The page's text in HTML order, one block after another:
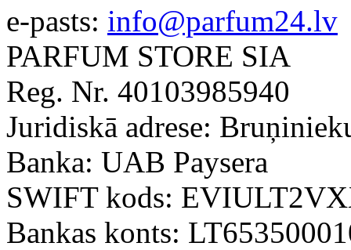
e-pasts: info@parfum24.lv
PARFUM STORE SIA
Reg. Nr. 40103985940
Juridiskā adrese:
Banka: UAB Paysera
SWIFT kods:
Bankas konts: